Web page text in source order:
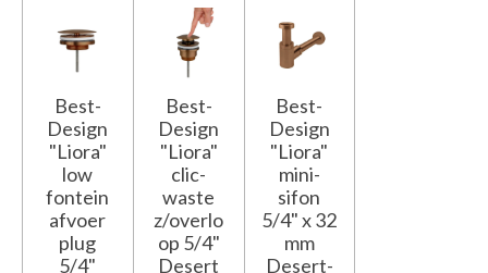
Best-
Design
"Liora"
low
fontein
afvoer
plug
5/4"
Best-
Design
"Liora"
clic-
waste
z/overlo
op 5/4"
Desert
Best-
Design
"Liora"
mini-
sifon
5/4" x 32
mm
Desert-